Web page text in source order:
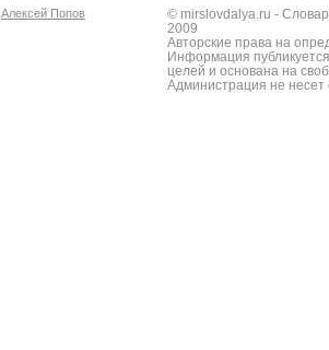
Алексей Попов
© mirslovdalya.ru -
2009
Авторские права на
Информация
целей и основана на
Администрация не несет